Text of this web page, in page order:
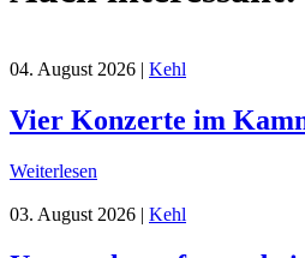
04. August 2026 | Kehl
Vier Konzerte im
Weiterlesen
03. August 2026 | Kehl